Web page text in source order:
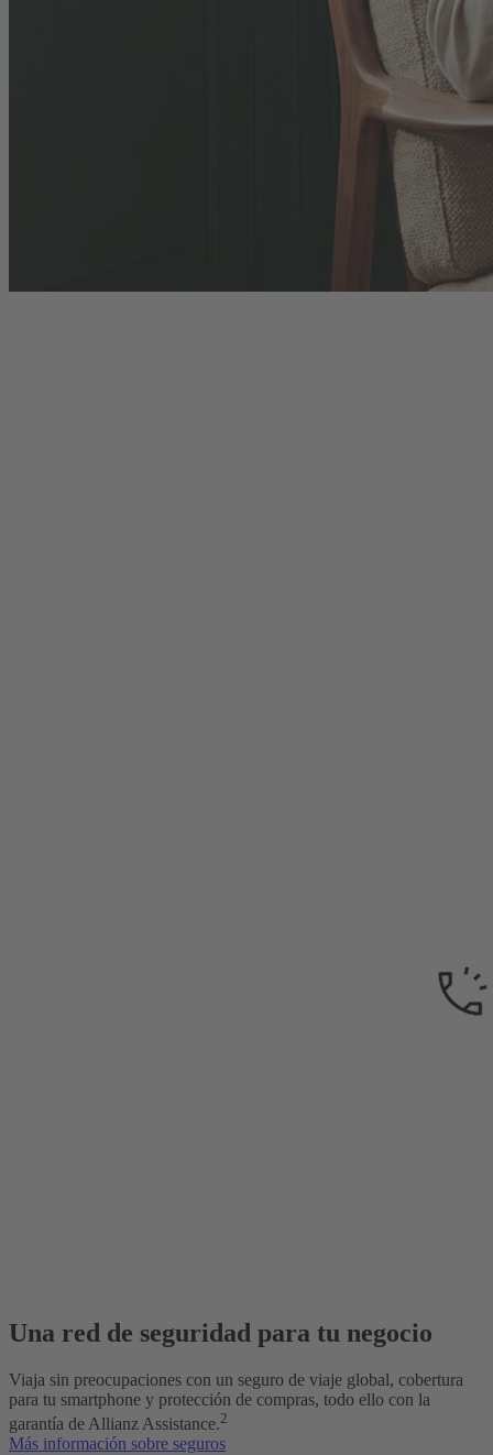
Una red de seguridad para tu negocio
Viaja sin preocupaciones con un seguro de viaje global, cobertura
para tu smartphone y protección de compras, todo ello con la
garantía de Allianz Assistance.2
Más información sobre seguros